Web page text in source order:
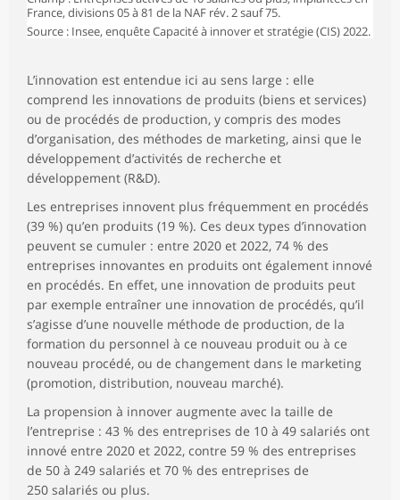
France, divisions 05 à 81 de la NAF rév. 2 sauf 75.
Source : Insee, enquête Capacité à innover et stratégie (CIS) 2022.
L’innovation est entendue ici au sens large : elle
comprend les innovations de produits (biens et services)
ou de procédés de production, y compris des modes
d’organisation, des méthodes de marketing, ainsi que le
développement d’activités de recherche et
développement (R&D).
Les entreprises innovent plus fréquemment en procédés
(39 %) qu’en produits (19 %). Ces deux types d’innovation
peuvent se cumuler : entre 2020 et 2022, 74 % des
entreprises innovantes en produits ont également innové
en procédés. En effet, une innovation de produits peut
par exemple entraîner une innovation de procédés, qu’il
s’agisse d’une nouvelle méthode de production, de la
formation du personnel à ce nouveau produit ou à ce
nouveau procédé, ou de changement dans le marketing
(promotion, distribution, nouveau marché).
La propension à innover augmente avec la taille de
l’entreprise : 43 % des entreprises de 10 à 49 salariés ont
innové entre 2020 et 2022, contre 59 % des entreprises
de 50 à 249 salariés et 70 % des entreprises de
250 salariés ou plus.